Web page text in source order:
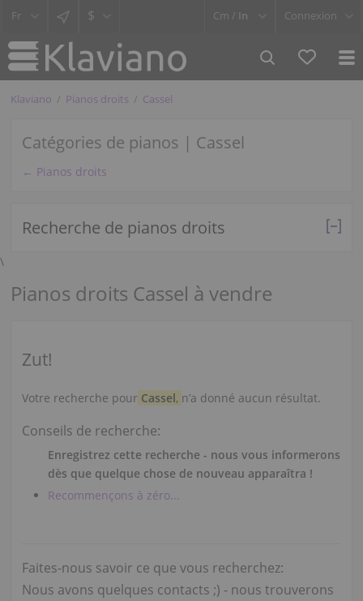
$ Cm / In Connexion
Klaviano Pianos droits Cassel
Catégories de pianos | Cassel
← Pianos droits
Recherche de pianos droits
\
Pianos droits Cassel à vendre
Zut!
Votre recherche pour Cassel, n’a donné aucun résultat.
Conseils de recherche:
Enregistrez cette recherche - nous vous informerons
dès que quelque chose de nouveau apparaîtra !
Recommençons à zéro...
Faites-nous savoir ce que vous recherchez:
Nous avons quelques contacts ;) - nous trouverons